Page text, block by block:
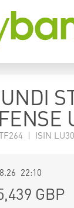
| ISIN
22:10
GBP